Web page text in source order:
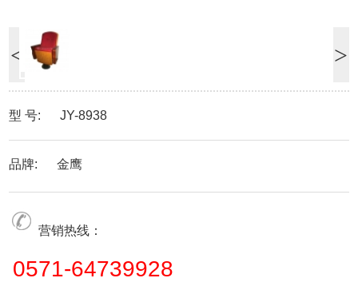
< >
型 号: JY-8938
品牌: 金鹰
营销热线：
0571-64739928